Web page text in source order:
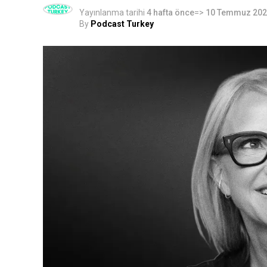
Yayınlanma tarihi 4 hafta önce=> 10 Temmuz
By Podcast Turkey